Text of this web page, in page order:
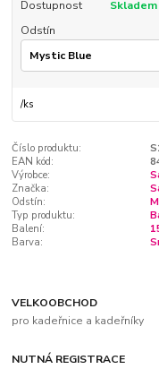
Dostupnost
Skladem
Odstín
/ks
Číslo produktu:
EAN kód:
Výrobce:
Značka:
Odstín:
Typ produktu:
Balení:
Barva:
VELKOOBCHOD
pro kadeřnice a kadeřníky
NUTNÁ REGISTRACE